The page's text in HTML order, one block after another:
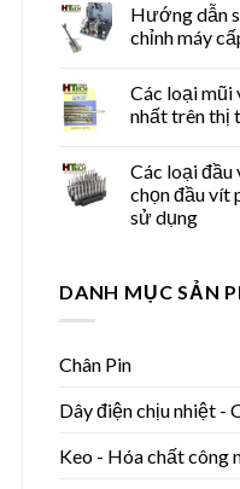
Hướng dẫn
chỉnh máy
Các loại mũi
nhất trên thị
Các loại đầu
chọn đầu vít
sử dụng
DANH MỤC SẢN
Chân Pin
Dây điện chịu nhiệt -
Keo - Hóa chất công